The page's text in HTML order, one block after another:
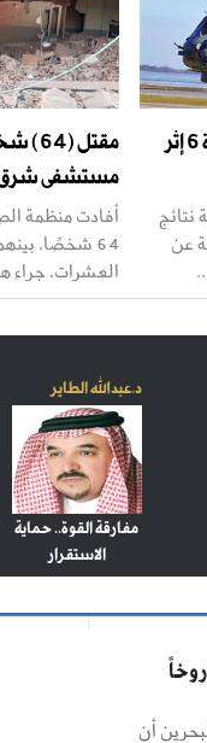
الداخلية القطرية تعلن وفاة 6 إثر
نتائج
عن
مقتل
مستشفى شرق
أفادت منظمة
العشرات،
د.عبدالله الطاير
مفارقة القوة.. حماية
الاستقرار
145 صاروخاً
أن